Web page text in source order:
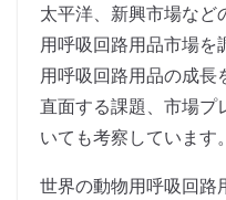
太平洋、新興市場など
用呼吸回路用品市場を
用呼吸回路用品の成長
直面する課題、市場プ
いても考察しています。
世界の動物用呼吸回路